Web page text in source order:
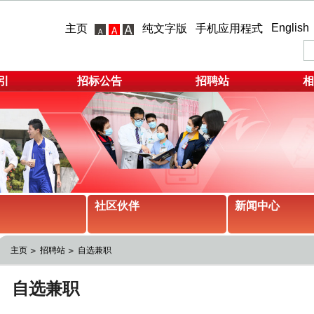
主页 纯文字版 手机应用程式 English
招标公告 招聘站
社区伙伴 新闻中心
主页 招聘站 自选兼职